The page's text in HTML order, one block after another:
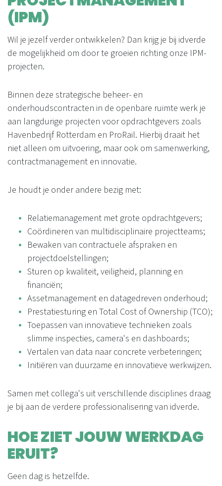
(IPM)
Wil je jezelf verder ontwikkelen? Dan krijg je bij idverde
de mogelijkheid om door te groeien richting onze IPM-
projecten.
Binnen deze strategische beheer- en
onderhoudscontracten in de openbare ruimte werk je
aan langdurige projecten voor opdrachtgevers zoals
Havenbedrijf Rotterdam en ProRail. Hierbij draait het
niet alleen om uitvoering, maar ook om samenwerking,
contractmanagement en innovatie.
Je houdt je onder andere bezig met:
Relatiemanagement met grote opdrachtgevers;
Coördineren van multidisciplinaire projectteams;
Bewaken van contractuele afspraken en
projectdoelstellingen;
Sturen op kwaliteit, veiligheid, planning en
financiën;
Assetmanagement en datagedreven onderhoud;
Prestatiesturing en Total Cost of Ownership (TCO);
Toepassen van innovatieve technieken zoals
slimme inspecties, camera's en dashboards;
Vertalen van data naar concrete verbeteringen;
Initiëren van duurzame en innovatieve werkwijzen.
Samen met collega's uit verschillende disciplines draag
je bij aan de verdere professionalisering van idverde.
HOE ZIET JOUW WERKDAG
ERUIT?
Geen dag is hetzelfde.